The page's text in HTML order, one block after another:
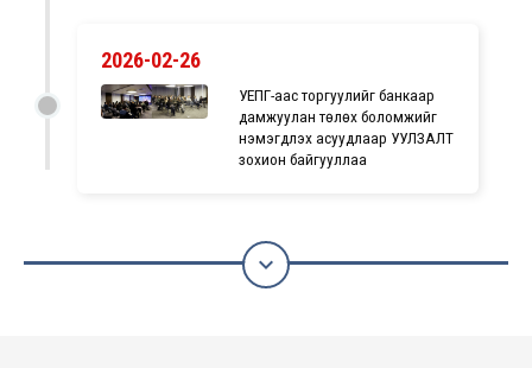
2026-02-26
УЕПГ-аас торгуулийг банкаар
дамжуулан төлөх боломжийг
нэмэгдүүлэх асуудлаар УУЛЗАЛТ
зохион байгууллаа
